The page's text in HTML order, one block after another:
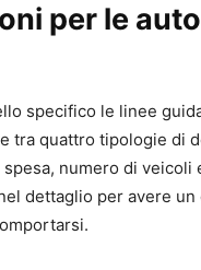
per le
specifico le linee
tra quattro tipologie di
numero di veicoli
dettaglio per avere un